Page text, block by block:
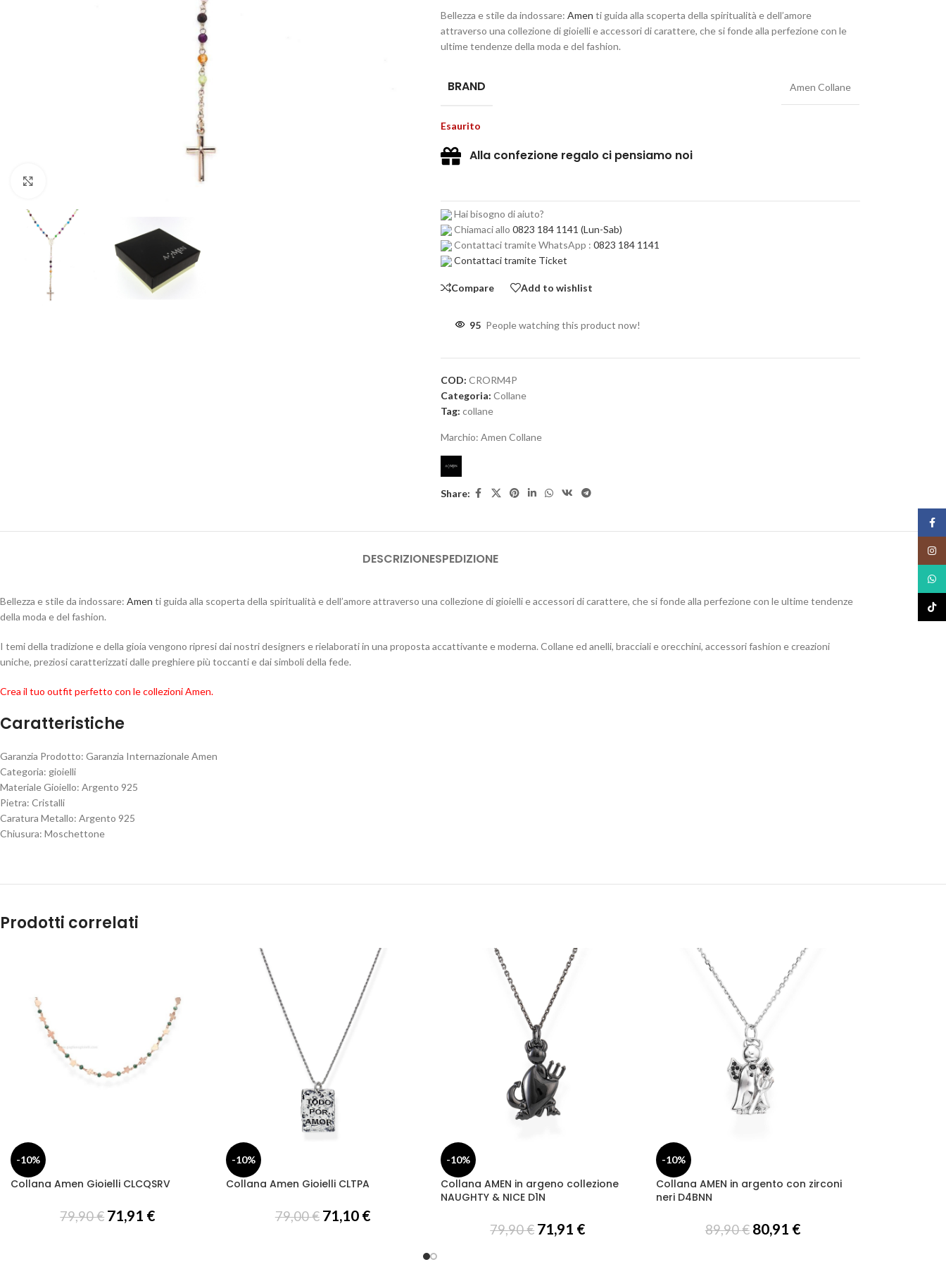
Bellezza e stile da indossare: Amen ti guida alla scoperta della spiritualità e dell’amore
attraverso una collezione di gioielli e accessori di carattere, che si fonde alla perfezione con le
ultime tendenze della moda e del fashion.
BRAND Amen Collane
Esaurito
Alla confezione regalo ci pensiamo noi
Hai bisogno di aiuto?
Chiamaci allo 0823 184 1141 (Lun-Sab)
Contattaci tramite WhatsApp : 0823 184 1141
Contattaci tramite Ticket
Compare Add to wishlist
95 People watching this product now!
COD: CRORM4P
Categoria: Collane
Tag: collane
Marchio: Amen Collane
Share:
DESCRIZIONESPEDIZIONE
Bellezza e stile da indossare: Amen ti guida alla scoperta della spiritualità e dell’amore attraverso una collezione di gioielli e accessori di carattere, che si fonde alla perfezione con le ultime tendenze
della moda e del fashion.
I temi della tradizione e della gioia vengono ripresi dai nostri designers e rielaborati in una proposta accattivante e moderna. Collane ed anelli, bracciali e orecchini, accessori fashion e creazioni
uniche, preziosi caratterizzati dalle preghiere più toccanti e dai simboli della fede.
Crea il tuo outfit perfetto con le collezioni Amen.
Caratteristiche
Garanzia Prodotto: Garanzia Internazionale Amen
Categoria: gioielli
Materiale Gioiello: Argento 925
Pietra: Cristalli
Caratura Metallo: Argento 925
Chiusura: Moschettone
Prodotti correlati
-10%
Collana Amen Gioielli CLCQSRV
79,90€ 71,91 €
-10%
Collana Amen Gioielli CLTPA
79,00€ 71,10 €
-10%
Collana AMEN in argeno collezione
NAUGHTY & NICE D1N
79,90€ 71,91 €
-10%
Collana AMEN in argento con zirconi
neri D4BNN
89,90€ 80,91 €